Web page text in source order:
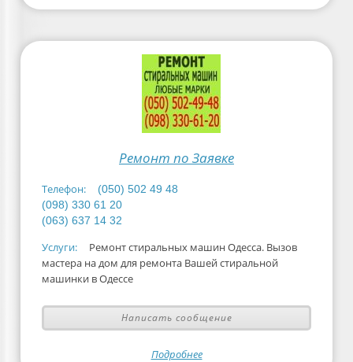
Ремонт по Заявке
Телефон:
(050) 502 49 48
(098) 330 61 20
(063) 637 14 32
Услуги:
Ремонт стиральных машин Одесса. Вызов
мастера на дом для ремонта Вашей стиральной
машинки в Одессе
Написать сообщение
Подробнее